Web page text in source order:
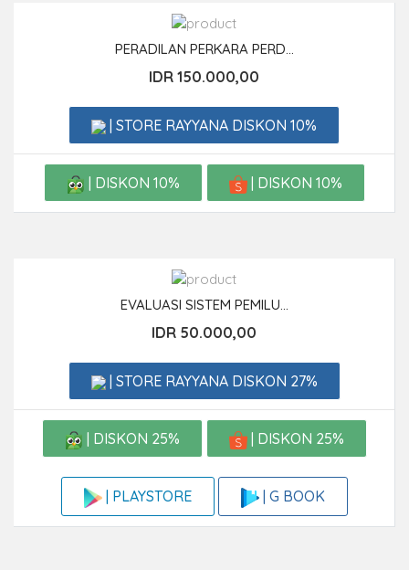
PERADILAN PERKARA PERD...
IDR 150.000,00
| STORE RAYYANA DISKON 10%
| DISKON 10% | DISKON 10%
EVALUASI SISTEM PEMILU...
IDR 50.000,00
| STORE RAYYANA DISKON 27%
| DISKON 25% | DISKON 25%
| PLAYSTORE | G BOOK